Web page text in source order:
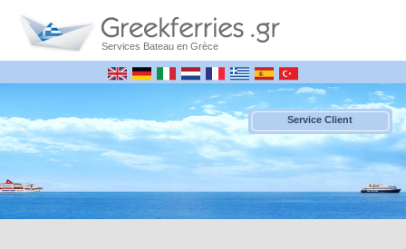
Services Bateau en Grèce
Service Client